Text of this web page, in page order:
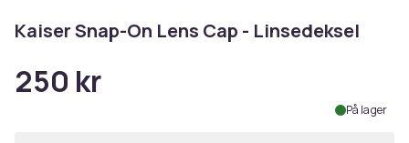
Kaiser Snap-On Lens Cap - Linsedeksel
250 kr
På lager